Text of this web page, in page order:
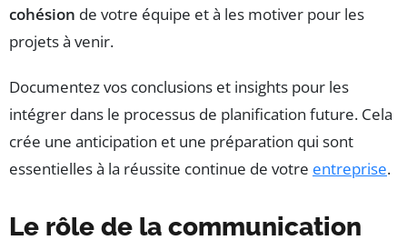
cohésion de votre équipe et à les motiver pour les
projets à venir.
Documentez vos conclusions et insights pour les
intégrer dans le processus de planification future. Cela
crée une anticipation et une préparation qui sont
essentielles à la réussite continue de votre entreprise.
Le rôle de la communication